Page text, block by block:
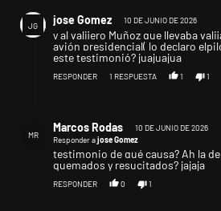
Comentario de jose Gomez.
JG jose Gomez 10 DE JUNIO DE 2026
y al valijero Muñoz que llevaba
avión presidencial( lo declaro
este testimonió? juajuajua
RESPONDER 1 RESPUESTA 1 1
MR
Marcos Rodas
10 DE JUNIO DE 2026
Responder ajose Gomez
testimonio de qué causa? Ah la
quemados y resucitados? jajaja
RESPONDER 0 1